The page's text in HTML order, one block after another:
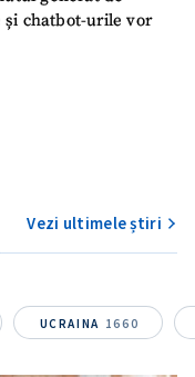
chatbot-urile vor
Vezi ultimele știri
UCRAINA 1660